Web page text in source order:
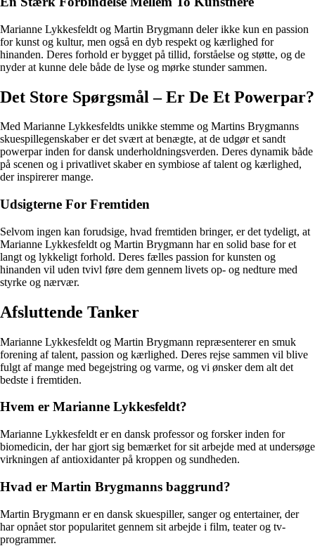
Marianne Lykkesfeldt og Martin Brygmann deler ikke kun en passion
for kunst og kultur, men også en dyb respekt og kærlighed for
hinanden. Deres forhold er bygget på tillid, forståelse og støtte, og de
nyder at kunne dele både de lyse og mørke stunder sammen.
Det Store Spørgsmål – Er De Et Powerpar?
Med Marianne Lykkesfeldts unikke stemme og Martins Brygmanns
skuespillegenskaber er det svært at benægte, at de udgør et sandt
powerpar inden for dansk underholdningsverden. Deres dynamik både
på scenen og i privatlivet skaber en symbiose af talent og kærlighed,
der inspirerer mange.
Udsigterne For Fremtiden
Selvom ingen kan forudsige, hvad fremtiden bringer, er det tydeligt, at
Marianne Lykkesfeldt og Martin Brygmann har en solid base for et
langt og lykkeligt forhold. Deres fælles passion for kunsten og
hinanden vil uden tvivl føre dem gennem livets op- og nedture med
styrke og nærvær.
Afsluttende Tanker
Marianne Lykkesfeldt og Martin Brygmann repræsenterer en smuk
forening af talent, passion og kærlighed. Deres rejse sammen vil blive
fulgt af mange med begejstring og varme, og vi ønsker dem alt det
bedste i fremtiden.
Hvem er Marianne Lykkesfeldt?
Marianne Lykkesfeldt er en dansk professor og forsker inden for
biomedicin, der har gjort sig bemærket for sit arbejde med at undersøge
virkningen af antioxidanter på kroppen og sundheden.
Hvad er Martin Brygmanns baggrund?
Martin Brygmann er en dansk skuespiller, sanger og entertainer, der
har opnået stor popularitet gennem sit arbejde i film, teater og tv-
programmer.